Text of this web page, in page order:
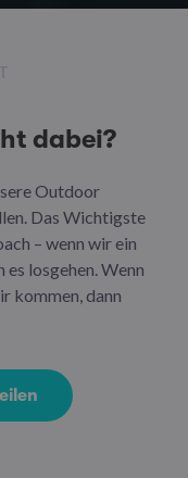
dabei?
Outdoor
Das Wichtigste
– wenn wir ein
losgehen. Wenn
kommen, dann